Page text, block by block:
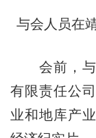
与会人员在
会前，与
有限责任公
业和地库产